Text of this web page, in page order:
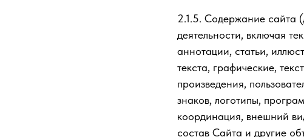
2.1.5. Содержание сайта
деятельности, включая
аннотации, статьи,
текста, графические,
произведения,
знаков, логотипы,
координация, внешний
состав Сайта и другие